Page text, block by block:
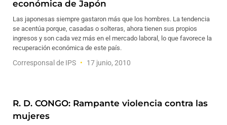
económica de Japón
Las japonesas siempre gastaron más que los hombres. La tendencia
se acentúa porque, casadas o solteras, ahora tienen sus propios
ingresos y son cada vez más en el mercado laboral, lo que favorece la
recuperación económica de este país.
Corresponsal de IPS 17 junio, 2010
R. D. CONGO: Rampante violencia contra las
mujeres